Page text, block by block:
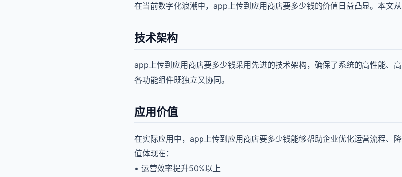
在当前数字化浪潮中，app上传到应用商店要多少钱的价值日益凸显。本文
技术架构
app上传到应用商店要多少钱采用先进的技术架构，确保了系统的高性能、
各功能组件既独立又协同。
应用价值
在实际应用中，app上传到应用商店要多少钱能够帮助企业优化运营流程、
值体现在：
• 运营效率提升50%以上